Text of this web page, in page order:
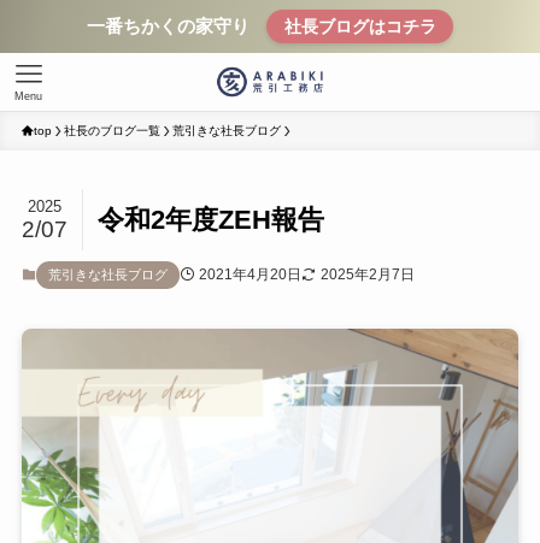
一番ちかくの家守り 社長ブログはコチラ
Menu
top 社長のブログ一覧 荒引きな社長ブログ
令和2年度ZEH報告
2025
2/07
荒引きな社長ブログ 2021年4月20日 2025年2月7日